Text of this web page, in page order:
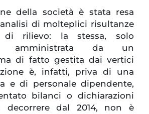
della società è stata resa
di molteplici risultanze
di rilievo: la stessa, solo
amministrata da un
di fatto gestita dai vertici
è, infatti, priva di una
e di personale dipendente,
bilanci o dichiarazioni
dal 2014, non è